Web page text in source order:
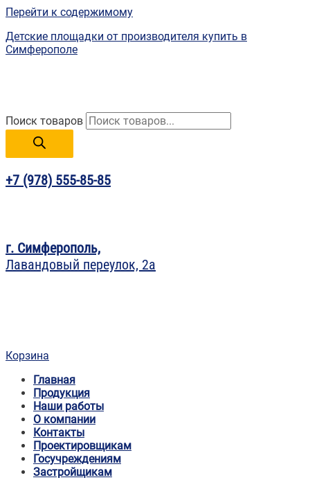
Перейти к содержимому
Детские площадки от производителя купить в
Симферополе
Поиск товаров
+7 (978) 555-85-85
г. Симферополь,
Лавандовый переулок, 2а
Корзина
Главная
Продукция
Наши работы
О компании
Контакты
Проектировщикам
Госучреждениям
Застройщикам